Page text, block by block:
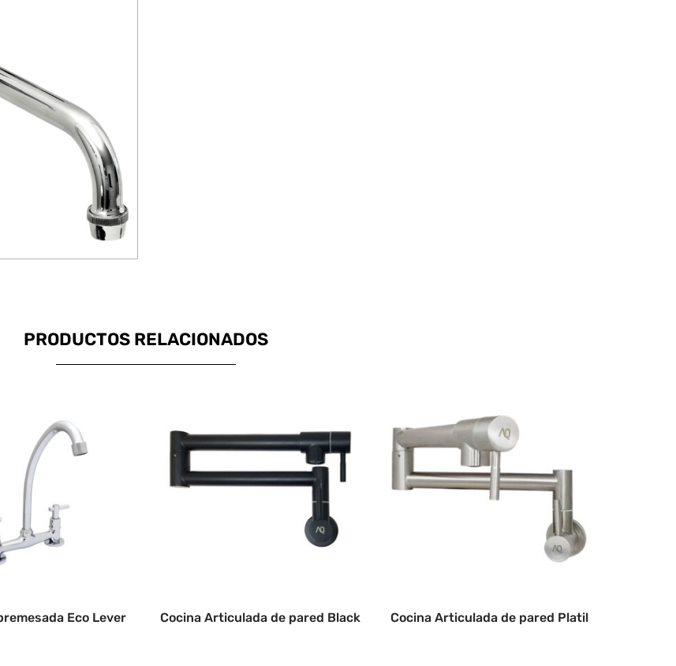
PRODUCTOS RELACIONADOS
Eco Lever Cocina Articulada de pared Black Cocina Articulada de pared Platil